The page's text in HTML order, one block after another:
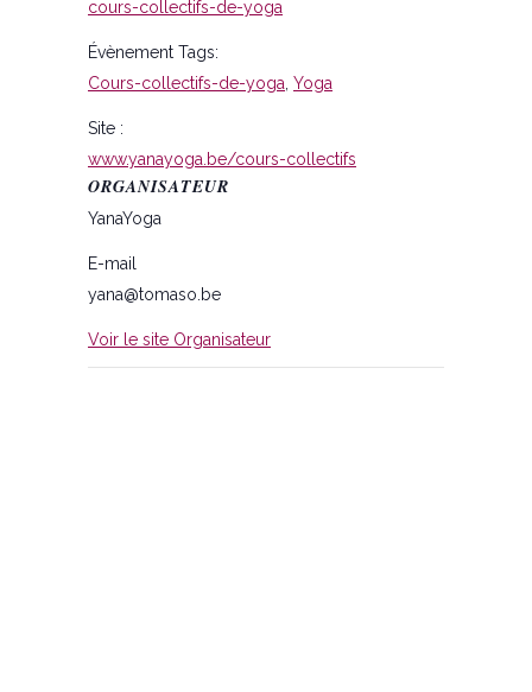
cours-collectifs-de-yoga
Évènement Tags:
Cours-collectifs-de-yoga, Yoga
Site :
www.yanayoga.be/cours-collectifs
ORGANISATEUR
YanaYoga
E-mail
yana@tomaso.be
Voir le site Organisateur